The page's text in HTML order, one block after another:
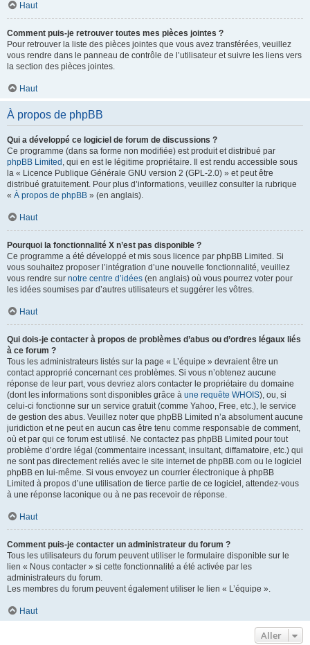
Haut
Comment puis-je retrouver toutes mes pièces jointes ?
Pour retrouver la liste des pièces jointes que vous avez transférées, veuillez
vous rendre dans le panneau de contrôle de l’utilisateur et suivre les liens vers
la section des pièces jointes.
Haut
À propos de phpBB
Qui a développé ce logiciel de forum de discussions ?
Ce programme (dans sa forme non modifiée) est produit et distribué par
phpBB Limited , qui en est le légitime propriétaire. Il est rendu accessible sous
la « Licence Publique Générale GNU version 2 (GPL-2.0) » et peut être
distribué gratuitement. Pour plus d’informations, veuillez consulter la rubrique
« À propos de phpBB » (en anglais).
Haut
Pourquoi la fonctionnalité X n’est pas disponible ?
Ce programme a été développé et mis sous licence par phpBB Limited. Si
vous souhaitez proposer l’intégration d’une nouvelle fonctionnalité, veuillez
vous rendre sur notre centre d’idées (en anglais) où vous pourrez voter pour
les idées soumises par d’autres utilisateurs et suggérer les vôtres.
Haut
Qui dois-je contacter à propos de problèmes d’abus ou d’ordres légaux liés
à ce forum ?
Tous les administrateurs listés sur la page « L’équipe » devraient être un
contact approprié concernant ces problèmes. Si vous n’obtenez aucune
réponse de leur part, vous devriez alors contacter le propriétaire du domaine
(dont les informations sont disponibles grâce à une requête WHOIS), ou, si
celui-ci fonctionne sur un service gratuit (comme Yahoo, Free, etc.), le service
de gestion des abus. Veuillez noter que phpBB Limited n’a absolument aucune
juridiction et ne peut en aucun cas être tenu comme responsable de comment,
où et par qui ce forum est utilisé. Ne contactez pas phpBB Limited pour tout
problème d’ordre légal (commentaire incessant, insultant, diffamatoire, etc.) qui
ne sont pas directement reliés avec le site internet de phpBB.com ou le logiciel
phpBB en lui-même. Si vous envoyez un courrier électronique à phpBB
Limited à propos d’une utilisation de tierce partie de ce logiciel, attendez-vous
à une réponse laconique ou à ne pas recevoir de réponse.
Haut
Comment puis-je contacter un administrateur du forum ?
Tous les utilisateurs du forum peuvent utiliser le formulaire disponible sur le
lien « Nous contacter » si cette fonctionnalité a été activée par les
administrateurs du forum.
Les membres du forum peuvent également utiliser le lien « L’équipe ».
Haut
Aller